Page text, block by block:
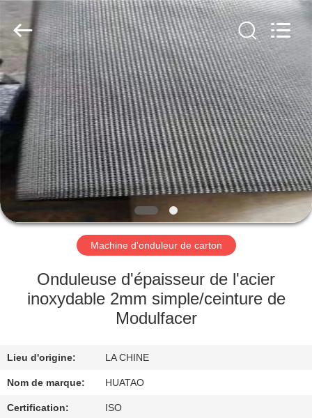
MAISON
PRODUITS
AU
SUJET
DE
NOUS
VISITE
D'USINE
DE
QUALITÉ
HUATAO
Reserved.
Machine d'onduleur de carton
Onduleuse d'épaisseur de l'acier
inoxydable 2mm simple/ceinture de
Modulfacer
Lieu d'origine: LA CHINE
Nom de marque: HUATAO
Certification: ISO